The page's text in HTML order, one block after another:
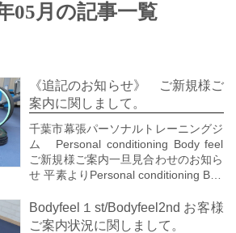
05月の記事一覧
《追記のお知らせ》 ご新規様ご
案内に関しまして。
千葉市幕張パーソナルトレーニングジ
ム Personal conditioning Body feel
ご新規様ご案内一旦見合わせのお知ら
せ 平素よりPersonal conditioning Bod
がとうございます。
まだ5月なのに、7月のような暑さ...
Bodyfeel１st/Bodyfeel2nd お客様
ご案内状況に関しまして。